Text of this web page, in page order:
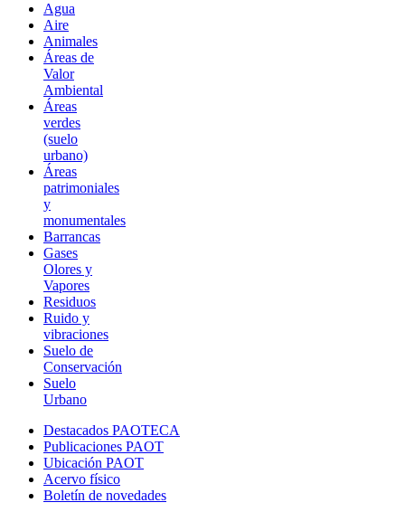
Agua
Aire
Animales
Áreas de
Valor
Ambiental
Áreas
verdes
(suelo
urbano)
Áreas
patrimoniales
y
monumentales
Barrancas
Gases
Olores y
Vapores
Residuos
Ruido y
vibraciones
Suelo de
Conservación
Suelo
Urbano
Destacados PAOTECA
Publicaciones PAOT
Ubicación PAOT
Acervo físico
Boletín de novedades